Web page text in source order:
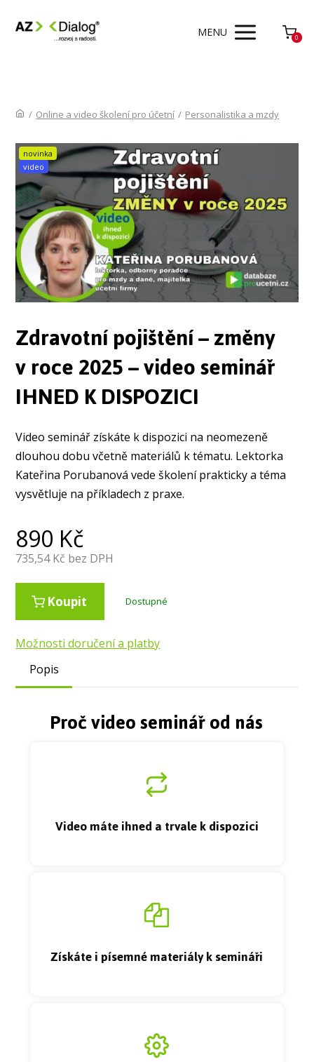
MENU 0
/ Online a video školení pro účetní / Personalistika a mzdy
novinka
video
Zdravotní pojištění – změny
v roce 2025 – video seminář
IHNED K DISPOZICI
Video seminář získáte k dispozici na neomezeně
dlouhou dobu včetně materiálů k tématu. Lektorka
Kateřina Porubanová vede školení prakticky a téma
vysvětluje na příkladech z praxe.
890 Kč
735,54Kč bez DPH
Koupit Dostupné
Možnosti doručení a platby
Popis
Proč video seminář od nás
Video máte ihned a trvale k dispozici
Získáte i písemné materiály k semináři